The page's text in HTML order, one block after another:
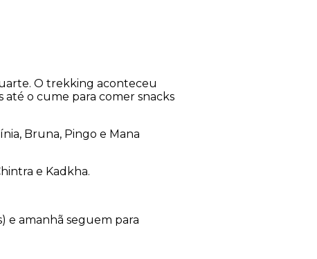
O trekking aconteceu
o cume para comer snacks
Bruna, Pingo e Mana
e Kadkha.
e amanhã seguem para